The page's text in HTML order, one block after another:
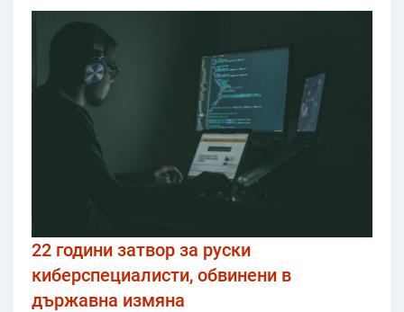
22 години затвор за руски
киберспециалисти, обвинени в
държавна измяна